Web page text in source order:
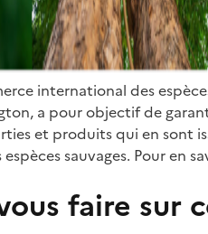
international des
a pour objectif de
et produits qui en sont
sauvages. Pour en
faire sur